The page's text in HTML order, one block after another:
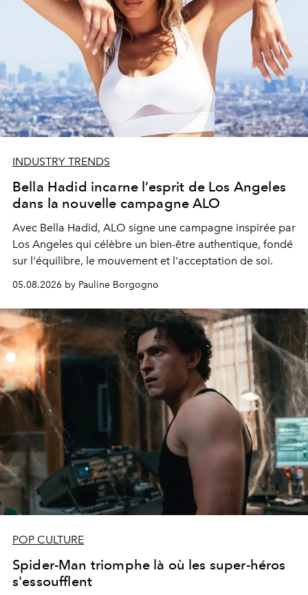
INDUSTRY TRENDS
Bella Hadid incarne l’esprit de Los Angeles
dans la nouvelle campagne ALO
Avec Bella Hadid, ALO signe une campagne inspirée par
Los Angeles qui célèbre un bien-être authentique, fondé
sur l'équilibre, le mouvement et l'acceptation de soi.
05.08.2026 by Pauline Borgogno
POP CULTURE
Spider-Man triomphe là où les super-héros
s'essoufflent